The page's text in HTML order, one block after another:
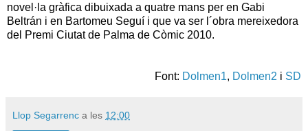
novel·la gràfica dibuixada a quatre mans per en Gabi
Beltrán i en Bartomeu Seguí i que va ser l´obra mereixedora
del Premi Ciutat de Palma de Còmic 2010.
Font: Dolmen1, Dolmen2 i SD
Llop Segarrenc a les 12:00